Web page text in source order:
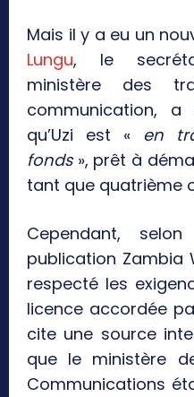
Mais il y a eu un
Lungu, le
ministère des
communication, a
qu’Uzi est « en
fonds», prêt à
tant que quatrième
Cependant,
publication Zambia
respecté les
licence accordée
cite une source
que le ministère
Communications